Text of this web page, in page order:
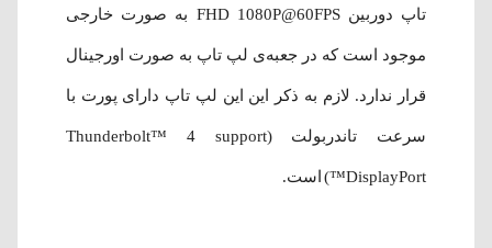
تاپ دوربین FHD 1080P@60FPS به صورت خارجی
موجود است که در جعبه‌ی لپ تاپ به صورت اورجینال
قرار ندارد. لازم به ذکر این این لپ تاپ دارای پورت با
سرعت تاندربولت (Thunderbolt™ 4 support
DisplayPort™) است.